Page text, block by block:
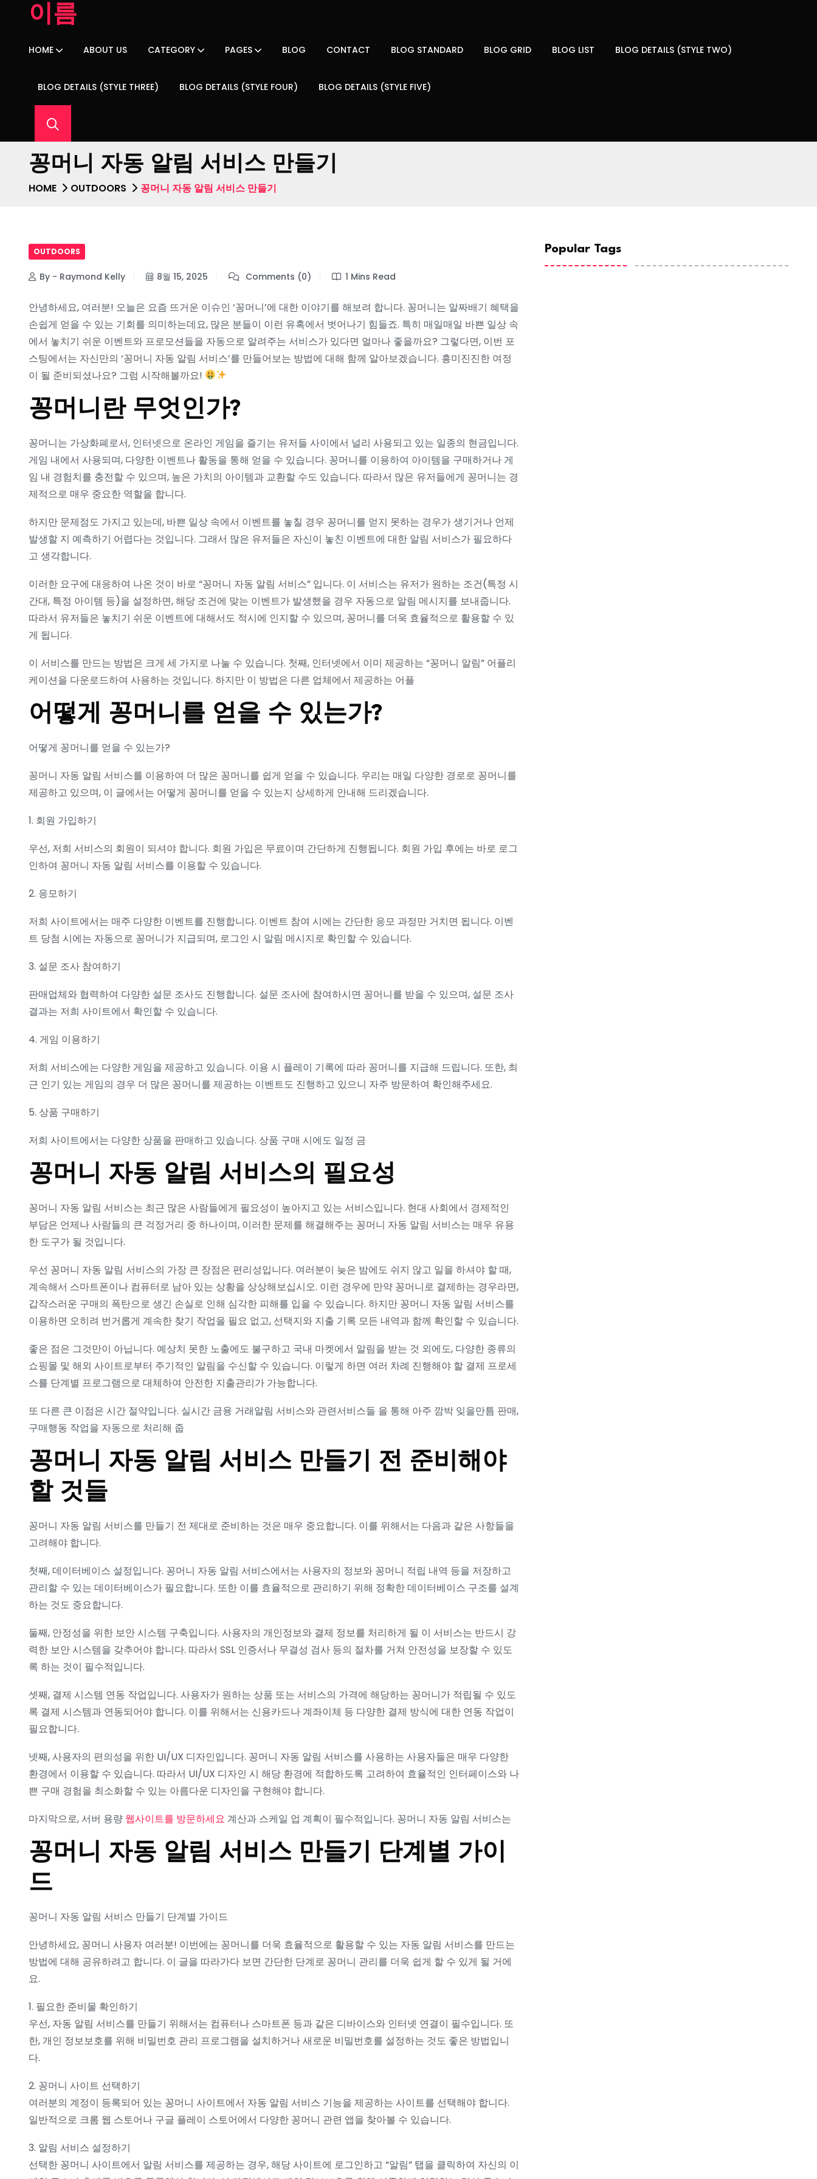
이름
HOME ABOUT US CATEGORY PAGES BLOG CONTACT BLOG STANDARD BLOG GRID BLOG LIST BLOG DETAILS (STYLE TWO)
BLOG DETAILS (STYLE THREE) BLOG DETAILS (STYLE FOUR) BLOG DETAILS (STYLE FIVE)
꽁머니 자동 알림 서비스 만들기
HOME OUTDOORS 꽁머니 자동 알림 서비스 만들기
OUTDOORS
By - Raymond Kelly 8월 15, 2025 Comments (0) 1 Mins Read
안녕하세요, 여러분! 오늘은 요즘 뜨거운 이슈인 ‘꽁머니’에 대한 이야기를 해보려 합니다. 꽁머니는 알짜배기 혜택을
손쉽게 얻을 수 있는 기회를 의미하는데요, 많은 분들이 이런 유혹에서 벗어나기 힘들죠. 특히 매일매일 바쁜 일상 속
에서 놓치기 쉬운 이벤트와 프로모션들을 자동으로 알려주는 서비스가 있다면 얼마나 좋을까요? 그렇다면, 이번 포
스팅에서는 자신만의 ‘꽁머니 자동 알림 서비스’를 만들어보는 방법에 대해 함께 알아보겠습니다. 흥미진진한 여정
이 될 준비되셨나요? 그럼 시작해볼까요!
꽁머니란 무엇인가?
꽁머니는 가상화폐로서, 인터넷으로 온라인 게임을 즐기는 유저들 사이에서 널리 사용되고 있는 일종의 현금입니다.
게임 내에서 사용되며, 다양한 이벤트나 활동을 통해 얻을 수 있습니다. 꽁머니를 이용하여 아이템을 구매하거나 게
임 내 경험치를 충전할 수 있으며, 높은 가치의 아이템과 교환할 수도 있습니다. 따라서 많은 유저들에게 꽁머니는 경
제적으로 매우 중요한 역할을 합니다.
하지만 문제점도 가지고 있는데, 바쁜 일상 속에서 이벤트를 놓칠 경우 꽁머니를 얻지 못하는 경우가 생기거나 언제
발생할 지 예측하기 어렵다는 것입니다. 그래서 많은 유저들은 자신이 놓친 이벤트에 대한 알림 서비스가 필요하다
고 생각합니다.
이러한 요구에 대응하여 나온 것이 바로 “꽁머니 자동 알림 서비스” 입니다. 이 서비스는 유저가 원하는 조건(특정 시
간대, 특정 아이템 등)을 설정하면, 해당 조건에 맞는 이벤트가 발생했을 경우 자동으로 알림 메시지를 보내줍니다.
따라서 유저들은 놓치기 쉬운 이벤트에 대해서도 적시에 인지할 수 있으며, 꽁머니를 더욱 효율적으로 활용할 수 있
게 됩니다.
이 서비스를 만드는 방법은 크게 세 가지로 나눌 수 있습니다. 첫째, 인터넷에서 이미 제공하는 “꽁머니 알림” 어플리
케이션을 다운로드하여 사용하는 것입니다. 하지만 이 방법은 다른 업체에서 제공하는 어플
어떻게 꽁머니를 얻을 수 있는가?
어떻게 꽁머니를 얻을 수 있는가?
꽁머니 자동 알림 서비스를 이용하여 더 많은 꽁머니를 쉽게 얻을 수 있습니다. 우리는 매일 다양한 경로로 꽁머니를
제공하고 있으며, 이 글에서는 어떻게 꽁머니를 얻을 수 있는지 상세하게 안내해 드리겠습니다.
1. 회원 가입하기
우선, 저희 서비스의 회원이 되셔야 합니다. 회원 가입은 무료이며 간단하게 진행됩니다. 회원 가입 후에는 바로 로그
인하여 꽁머니 자동 알림 서비스를 이용할 수 있습니다.
2. 응모하기
저희 사이트에서는 매주 다양한 이벤트를 진행합니다. 이벤트 참여 시에는 간단한 응모 과정만 거치면 됩니다. 이벤
트 당첨 시에는 자동으로 꽁머니가 지급되며, 로그인 시 알림 메시지로 확인할 수 있습니다.
3. 설문 조사 참여하기
판매업체와 협력하여 다양한 설문 조사도 진행합니다. 설문 조사에 참여하시면 꽁머니를 받을 수 있으며, 설문 조사
결과는 저희 사이트에서 확인할 수 있습니다.
4. 게임 이용하기
저희 서비스에는 다양한 게임을 제공하고 있습니다. 이용 시 플레이 기록에 따라 꽁머니를 지급해 드립니다. 또한, 최
근 인기 있는 게임의 경우 더 많은 꽁머니를 제공하는 이벤트도 진행하고 있으니 자주 방문하여 확인해주세요.
5. 상품 구매하기
저희 사이트에서는 다양한 상품을 판매하고 있습니다. 상품 구매 시에도 일정 금
꽁머니 자동 알림 서비스의 필요성
꽁머니 자동 알림 서비스는 최근 많은 사람들에게 필요성이 높아지고 있는 서비스입니다. 현대 사회에서 경제적인
부담은 언제나 사람들의 큰 걱정거리 중 하나이며, 이러한 문제를 해결해주는 꽁머니 자동 알림 서비스는 매우 유용
한 도구가 될 것입니다.
우선 꽁머니 자동 알림 서비스의 가장 큰 장점은 편리성입니다. 여러분이 늦은 밤에도 쉬지 않고 일을 하셔야 할 때,
계속해서 스마트폰이나 컴퓨터로 남아 있는 상황을 상상해보십시오. 이런 경우에 만약 꽁머니로 결제하는 경우라면,
갑작스러운 구매의 폭탄으로 생긴 손실로 인해 심각한 피해를 입을 수 있습니다. 하지만 꽁머니 자동 알림 서비스를
이용하면 오히려 번거롭게 계속한 찾기 작업을 필요 없고, 선택지와 지출 기록 모든 내역과 함께 확인할 수 있습니다.
좋은 점은 그것만이 아닙니다. 예상치 못한 노출에도 불구하고 국내 마켓에서 알림을 받는 것 외에도, 다양한 종류의
쇼핑몰 및 해외 사이트로부터 주기적인 알림을 수신할 수 있습니다. 이렇게 하면 여러 차례 진행해야 할 결제 프로세
스를 단계별 프로그램으로 대체하여 안전한 지출관리가 가능합니다.
또 다른 큰 이점은 시간 절약입니다. 실시간 금융 거래알림 서비스와 관련서비스들 을 통해 아주 깜박 잊을만틈 판매,
구매행동 작업을 자동으로 처리해 줍
꽁머니 자동 알림 서비스 만들기 전 준비해야
할 것들
꽁머니 자동 알림 서비스를 만들기 전 제대로 준비하는 것은 매우 중요합니다. 이를 위해서는 다음과 같은 사항들을
고려해야 합니다.
첫째, 데이터베이스 설정입니다. 꽁머니 자동 알림 서비스에서는 사용자의 정보와 꽁머니 적립 내역 등을 저장하고
관리할 수 있는 데이터베이스가 필요합니다. 또한 이를 효율적으로 관리하기 위해 정확한 데이터베이스 구조를 설계
하는 것도 중요합니다.
둘째, 안정성을 위한 보안 시스템 구축입니다. 사용자의 개인정보와 결제 정보를 처리하게 될 이 서비스는 반드시 강
력한 보안 시스템을 갖추어야 합니다. 따라서 SSL 인증서나 무결성 검사 등의 절차를 거쳐 안전성을 보장할 수 있도
록 하는 것이 필수적입니다.
셋째, 결제 시스템 연동 작업입니다. 사용자가 원하는 상품 또는 서비스의 가격에 해당하는 꽁머니가 적립될 수 있도
록 결제 시스템과 연동되어야 합니다. 이를 위해서는 신용카드나 계좌이체 등 다양한 결제 방식에 대한 연동 작업이
필요합니다.
넷째, 사용자의 편의성을 위한 UI/UX 디자인입니다. 꽁머니 자동 알림 서비스를 사용하는 사용자들은 매우 다양한
환경에서 이용할 수 있습니다. 따라서 UI/UX 디자인 시 해당 환경에 적합하도록 고려하여 효율적인 인터페이스와 나
쁜 구매 경험을 최소화할 수 있는 아름다운 디자인을 구현해야 합니다.
마지막으로, 서버 용량 웹사이트를 방문하세요 계산과 스케일 업 계획이 필수적입니다. 꽁머니 자동 알림 서비스는
꽁머니 자동 알림 서비스 만들기 단계별 가이
드
꽁머니 자동 알림 서비스 만들기 단계별 가이드
안녕하세요, 꽁머니 사용자 여러분! 이번에는 꽁머니를 더욱 효율적으로 활용할 수 있는 자동 알림 서비스를 만드는
방법에 대해 공유하려고 합니다. 이 글을 따라가다 보면 간단한 단계로 꽁머니 관리를 더욱 쉽게 할 수 있게 될 거에
요.
1. 필요한 준비물 확인하기
우선, 자동 알림 서비스를 만들기 위해서는 컴퓨터나 스마트폰 등과 같은 디바이스와 인터넷 연결이 필수입니다. 또
한, 개인 정보보호를 위해 비밀번호 관리 프로그램을 설치하거나 새로운 비밀번호를 설정하는 것도 좋은 방법입니
다.
2. 꽁머니 사이트 선택하기
여러분의 계정이 등록되어 있는 꽁머니 사이트에서 자동 알림 서비스 기능을 제공하는 사이트를 선택해야 합니다.
일반적으로 크롬 웹 스토어나 구글 플레이 스토어에서 다양한 꽁머니 관련 앱을 찾아볼 수 있습니다.
3. 알림 서비스 설정하기
선택한 꽁머니 사이트에서 알림 서비스를 제공하는 경우, 해당 사이트에 로그인하고 “알림” 탭을 클릭하여 자신의 이
Popular Tags